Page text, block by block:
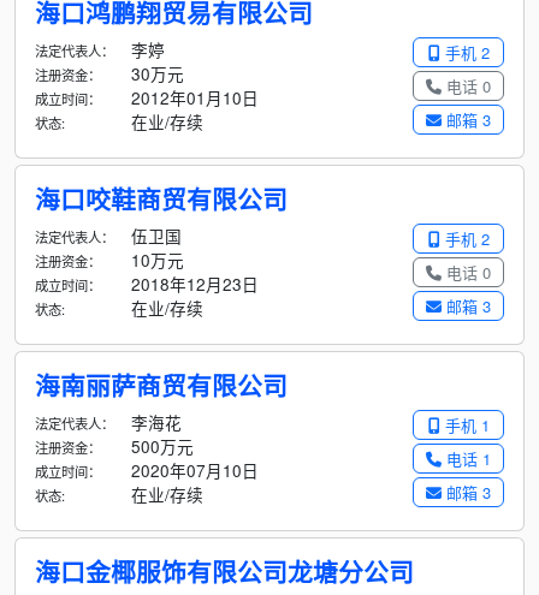
海口鸿鹏翔贸易有限公司
手机 2
电话 0
邮箱 3
法定代表人： 李婷
注册资金： 30万元
成立时间： 2012年01月10日
状态: 在业/存续
海口咬鞋商贸有限公司
手机 2
电话 0
邮箱 3
法定代表人： 伍卫国
注册资金： 10万元
成立时间： 2018年12月23日
状态: 在业/存续
海南丽萨商贸有限公司
手机 1
电话 1
邮箱 3
法定代表人： 李海花
注册资金： 500万元
成立时间： 2020年07月10日
状态: 在业/存续
海口金椰服饰有限公司龙塘分公司